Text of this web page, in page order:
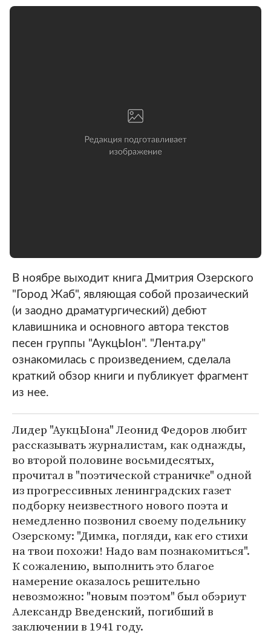
В ноябре выходит книга Дмитрия Озерского
"Город Жаб", являющая собой прозаический
(и заодно драматургический) дебют
клавишника и основного автора текстов
песен группы "АукцЫон". "Лента.ру"
ознакомилась с произведением, сделала
краткий обзор книги и публикует фрагмент
из нее.
Лидер "АукцЫона" Леонид Федоров любит
рассказывать журналистам, как однажды,
во второй половине восьмидесятых,
прочитал в "поэтической страничке" одной
из прогрессивных ленинградских газет
подборку неизвестного нового поэта и
немедленно позвонил своему подельнику
Озерскому: "Димка, погляди, как его стихи
на твои похожи! Надо вам познакомиться".
К сожалению, выполнить это благое
намерение оказалось решительно
невозможно: "новым поэтом" был обэриут
Александр Введенский, погибший в
заключении в 1941 году.